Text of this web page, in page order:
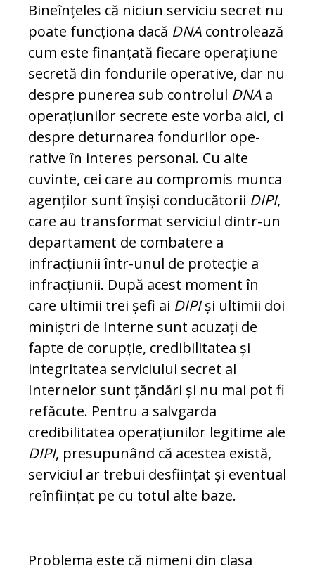
Bineînțeles că niciun serviciu secret nu
poate funcționa dacă DNA controlează
cum este finanțată fie­care operațiune
secretă din fondurile ope­rative, dar nu
despre punerea sub con­tro­lul DNA a
operațiunilor secrete este vorba aici, ci
despre deturnarea fondurilor ope­
rative în interes personal. Cu alte
cuvinte, cei care au compromis munca
agenților sunt înșiși conducătorii DIPI,
care au trans­format serviciul dintr-un
de­par­ta­ment de combatere a
infracțiunii într-unul de pro­tecție a
infracțiunii. După acest moment în
care ultimii trei șefi ai DIPIși ultimii doi
miniștri de Interne sunt acuzați de
fap­te de corupție, credibilitatea și
integritatea serviciului secret al
Internelor sunt țăn­dări și nu mai pot fi
refăcute. Pentru a salv­garda
credibilitatea operațiunilor le­gi­time ale
DIPI, presupunând că acestea există,
serviciul ar trebui desființat și even­tual
reînființat pe cu totul alte baze.
Problema este că nimeni din clasa